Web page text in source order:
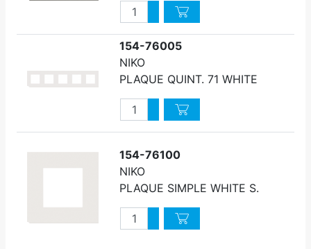
QuantitéAugmenter quantité
Diminuer quantité
154-76005
NIKO
PLAQUE QUINT. 71 WHITE
QuantitéAugmenter quantité
Diminuer quantité
154-76100
NIKO
PLAQUE SIMPLE WHITE S.
QuantitéAugmenter quantité
Diminuer quantité